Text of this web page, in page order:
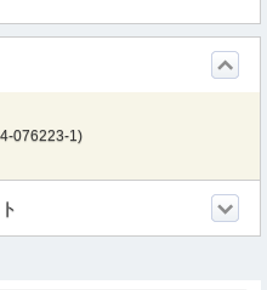
076223-1)